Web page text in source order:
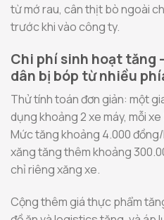
từ mớ rau, cân thịt bò ngoài
trước khi vào công ty.
Chi phí sinh hoạt tăng
dân bị bóp từ nhiều
Thử tính toán đơn giản: một
dụng khoảng 2 xe máy, mỗi
Mức tăng khoảng 4.000
xăng tăng thêm khoảng
chỉ riêng xăng xe.
Cộng thêm giá thực phẩm